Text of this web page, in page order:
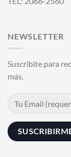
NEWSLETTER
Suscribite para
más.